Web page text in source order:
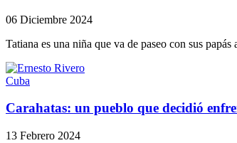
06 Diciembre 2024
Tatiana es una niña que va de paseo con sus
Cuba
Carahatas: un pueblo que decidió
13 Febrero 2024